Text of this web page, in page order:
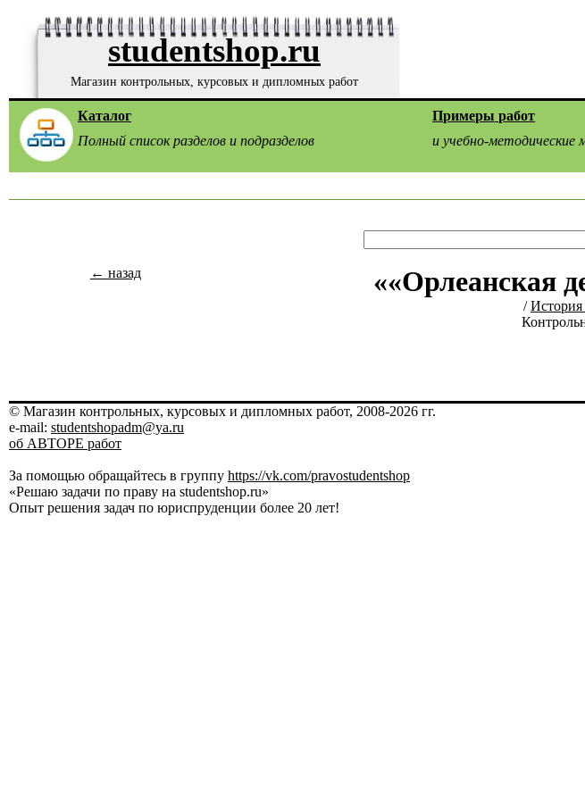
studentshop.ru
Магазин контрольных, курсовых и дипломных работ
Каталог
Полный список разделов и подразделов
Примеры работ
и учебно-методические
← назад ««Орлеанская
/История
© Магазин контрольных, курсовых и дипломных работ, 2008-2026 гг.
e-mail: studentshopadm@ya.ru
об АВТОРЕ работ
За помощью обращайтесь в группу https://vk.com/pravostudentshop
«Решаю задачи по праву на studentshop.ru»
Опыт решения задач по юриспруденции более 20 лет!